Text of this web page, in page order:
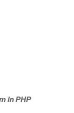
in PHP